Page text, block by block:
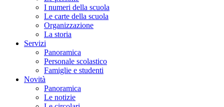
I numeri della scuola
Le carte della scuola
Organizzazione
La storia
Servizi
Panoramica
Personale scolastico
Famiglie e studenti
Novità
Panoramica
Le notizie